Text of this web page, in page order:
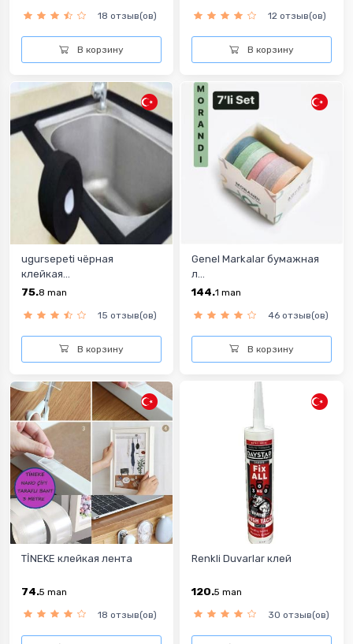
18 отзыв(ов)
В корзину
12 отзыв(ов)
В корзину
ugursepeti чёрная
клейкая...
75.8 man
15 отзыв(ов)
В корзину
Genel Markalar бумажная
л...
144.1 man
46 отзыв(ов)
В корзину
TİNEKE клейкая лента
74.5 man
18 отзыв(ов)
Renkli Duvarlar клей
120.5 man
30 отзыв(ов)